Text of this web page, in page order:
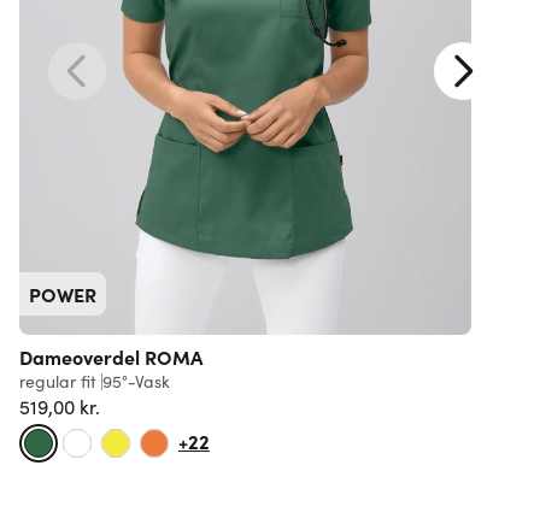
POWER
Dameoverdel ROMA
regular fit 95°-Vask
519,00 kr.
+22